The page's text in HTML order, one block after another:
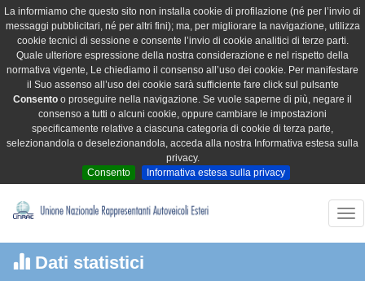
La informiamo che questo sito non installa cookie di profilazione (né per l’invio di
messaggi pubblicitari, né per altri fini); ma, per migliorare la navigazione, utilizza
cookie tecnici di sessione e consente l’invio di cookie analitici di terze parti.
Quale ulteriore espressione della nostra considerazione e nel rispetto della
normativa vigente, Le chiediamo il consenso all’uso dei cookie. Per manifestare
il Suo assenso all’uso dei cookie sarà sufficiente fare click sul pulsante
Consento o proseguire nella navigazione. Se vuole saperne di più, negare il
consenso a tutti o alcuni cookie, oppure cambiare le impostazioni
specificamente relative a ciascuna categoria di cookie di terza parte,
selezionandola o deselezionandola, acceda alla nostra Informativa estesa sulla
privacy.
Consento
Informativa estesa sulla privacy
Dati statistici